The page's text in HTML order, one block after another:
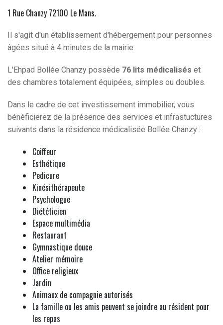
1 Rue Chanzy 72100 Le Mans.
Il s'agit d'un établissement d'hébergement pour personnes
âgées situé à 4 minutes de la mairie.
L'Ehpad Bollée Chanzy possède 76 lits médicalisés et
des chambres totalement équipées, simples ou doubles.
Dans le cadre de cet investissement immobilier, vous
bénéficierez de la présence des services et infrastuctures
suivants dans la résidence médicalisée Bollée Chanzy :
Coiffeur
Esthétique
Pedicure
Kinésithérapeute
Psychologue
Diététicien
Espace multimédia
Restaurant
Gymnastique douce
Atelier mémoire
Office religieux
Jardin
Animaux de compagnie autorisés
La famille ou les amis peuvent se joindre au résident pour
les repas